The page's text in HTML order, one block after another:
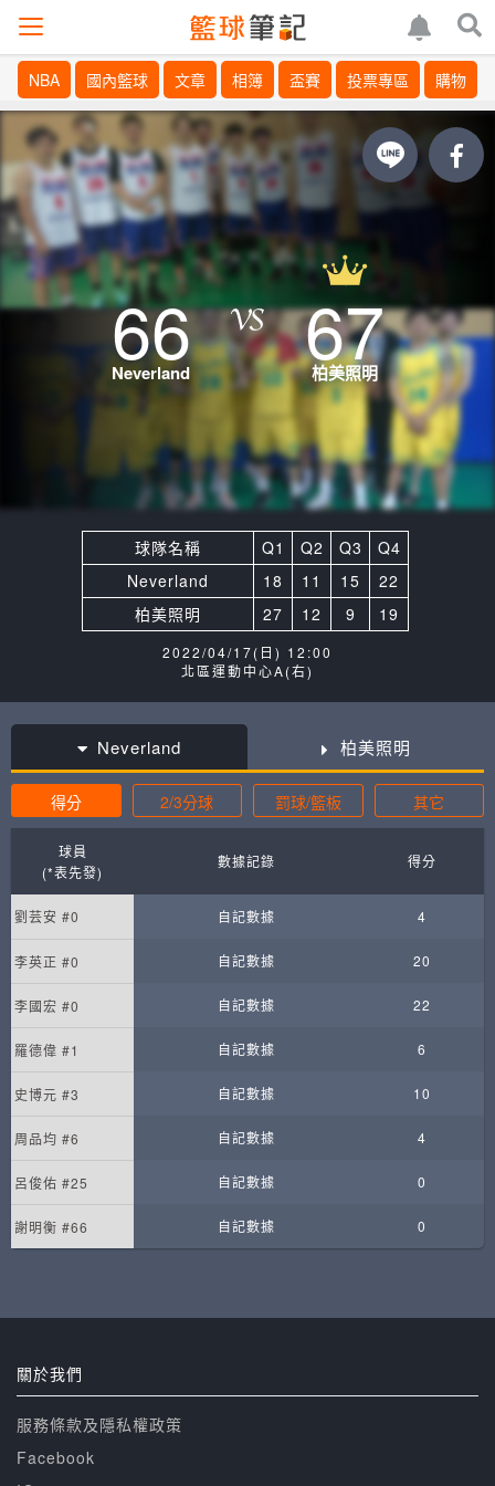
NBA 國內籃球 文章 相簿 盃賽 投票專區 購物
66
Neverland 67
柏美照明
球隊名稱 Q1 Q2 Q3
Q4
Neverland
18 11 15
22
柏美照明
27 12 9 19
2022/04/17(日) 12:00
北區運動中心A(右)
Neverland 柏美照明
得分 2/3分球 罰球/籃板 其它
球員
(*表先發)
數據記錄 得分
劉芸安 #0 自記數據 4
李英正 #0 自記數據 20
李國宏 #0 自記數據 22
羅德偉 #1 自記數據 6
史博元 #3 自記數據 10
周品均 #6 自記數據 4
呂俊佑 #25 自記數據 0
謝明衡 #66 自記數據 0
關於我們
服務條款及隱私權政策
Facebook